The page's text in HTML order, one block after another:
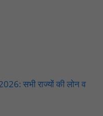
सभी राज्यों की लोन व